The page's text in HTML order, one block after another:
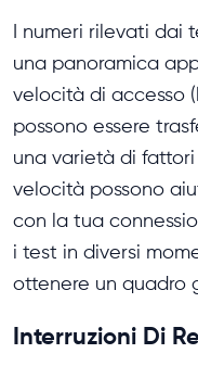
I numeri rilevati dai
una panoramica
velocità di accesso
possono essere
una varietà di
velocità possono
con la tua
i test in diversi
ottenere un quadro
Interruzioni Di